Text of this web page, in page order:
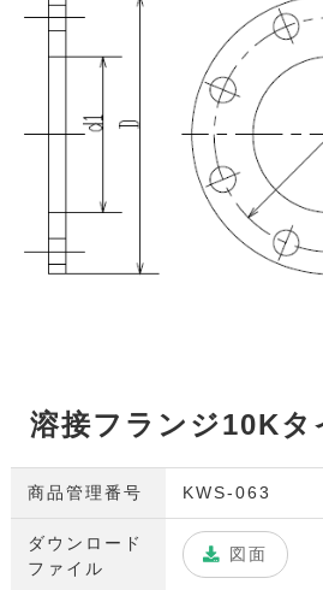
溶接フランジ10Kタ
商品管理番号 KWS-063
ダウンロード
ファイル
図面